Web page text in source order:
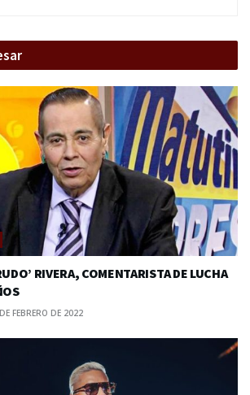
RIVERA, COMENTARISTA DE LUCHA
FEBRERO DE 2022